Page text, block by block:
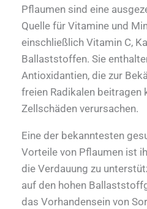
Pflaumen sind eine
Quelle für Vitamine und
einschließlich Vitamin C,
Ballaststoffen. Sie
Antioxidantien, die zur
freien Radikalen beitragen
Zellschäden verursachen.
Eine der bekanntesten
Vorteile von Pflaumen ist
die Verdauung zu
auf den hohen
das Vorhandensein von